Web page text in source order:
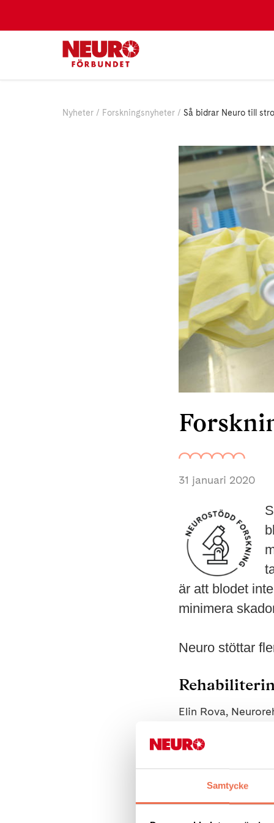
Samtycke
Nyheter Forskningsnyheter Så bidrar Neuro till
31 januari 2020
är att blodet
minimera
Neuro stöttar
Elin Rova,
risken för
med studien är